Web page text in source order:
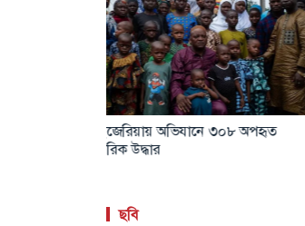
উপসাগরীয় দেশগুলোকে ইরানের কঠোর
হুঁশিয়ারি
ছবি